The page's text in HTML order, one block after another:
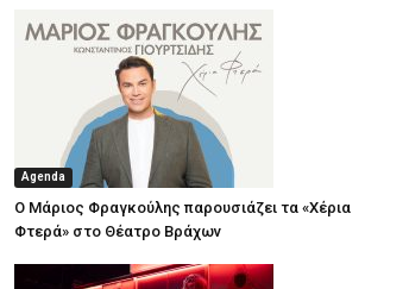
Agenda
Ο Μάριος Φραγκούλης παρουσιάζει τα «Χέρια
Φτερά» στο Θέατρο Βράχων